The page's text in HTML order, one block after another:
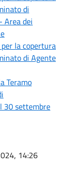
di
Area dei
la copertura
di Agente
Teramo
30 settembre
14:26